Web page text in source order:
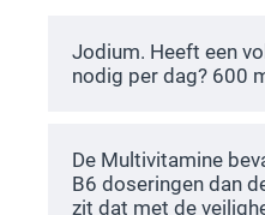
Jodium. Heeft een
nodig per dag? 600
De Multivitamine
B6 doseringen dan
zit dat met de